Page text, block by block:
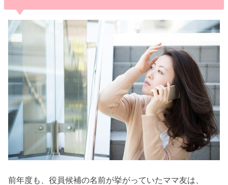
前年度も、役員候補の名前が挙がっていたママ友は、